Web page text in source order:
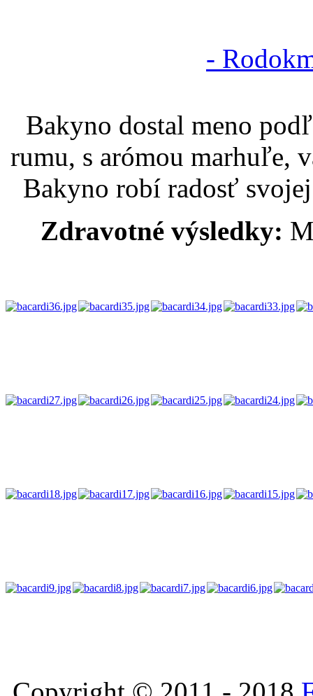
-
Bakyno dostal meno
rumu, s arómou marhuľe,
Bakyno robí radosť
Zdravotné výsledky: